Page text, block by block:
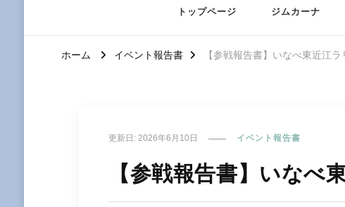
トップページ ジムカーナ
ホーム イベント報告書 【参戦報告書】いなべ東近江
更新日: 2026年6月10日 イベント報告書
【参戦報告書】いなべ